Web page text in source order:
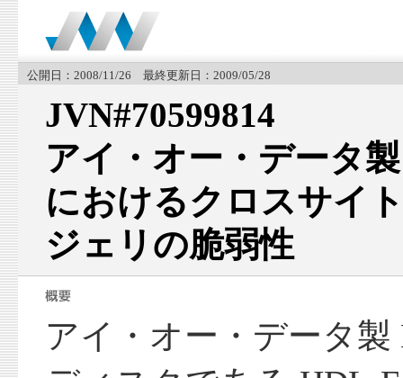
公開日：2008/11/26 最終更新日：2009/05/28
JVN#70599814
アイ・オー・データ
におけるクロスサイ
ジェリの脆弱性
アイ・オー・データ